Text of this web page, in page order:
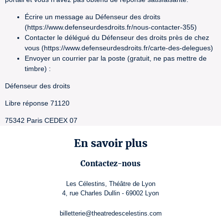
Écrire un message au Défenseur des droits
(https://www.defenseurdesdroits.fr/nous-contacter-355)
Contacter le délégué du Défenseur des droits près de chez
vous (https://www.defenseurdesdroits.fr/carte-des-delegues)
Envoyer un courrier par la poste (gratuit, ne pas mettre de
timbre) :
Défenseur des droits
Libre réponse 71120
75342 Paris CEDEX 07
En savoir plus
Contactez-nous
Les Célestins, Théâtre de Lyon
4, rue Charles Dullin - 69002 Lyon
billetterie@theatredescelestins.com